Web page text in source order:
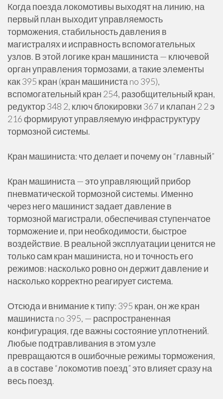
Когда поезда локомотивы выходят на линию, на
первый план выходит управляемость
торможения, стабильность давления в
магистралях и исправность вспомогательных
узлов. В этой логике кран машиниста — ключевой
орган управления тормозами, а такие элементы
как 395 кран (кран машиниста no 395),
вспомогательный кран 254, разобщительный кран,
редуктор 348 2, ключ блокировки 367 и клапан 2 2 э
216 формируют управляемую инфраструктуру
тормозной системы.
Кран машиниста: что делает и почему он “главный”
Кран машиниста — это управляющий прибор
пневматической тормозной системы. Именно
через него машинист задает давление в
тормозной магистрали, обеспечивая ступенчатое
торможение и, при необходимости, быстрое
воздействие. В реальной эксплуатации ценится не
только сам кран машиниста, но и точность его
режимов: насколько ровно он держит давление и
насколько корректно реагирует система.
Отсюда и внимание к типу: 395 кран, он же кран
машиниста no 395, — распространенная
конфигурация, где важны состояние уплотнений.
Любые подтравливания в этом узле
превращаются в ошибочные режимы торможения,
а в составе “локомотив поезд” это влияет сразу на
весь поезд.